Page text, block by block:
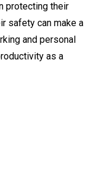
protecting their
safety can make a
and personal
as a